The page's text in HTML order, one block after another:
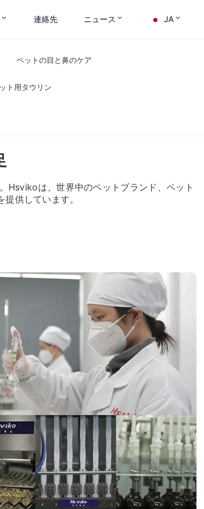
連絡先 ニュース JA
ペットの目と鼻のケア
ト用タウリン
Hsvikoは、世界中のペットブランド、ペット
供しています。